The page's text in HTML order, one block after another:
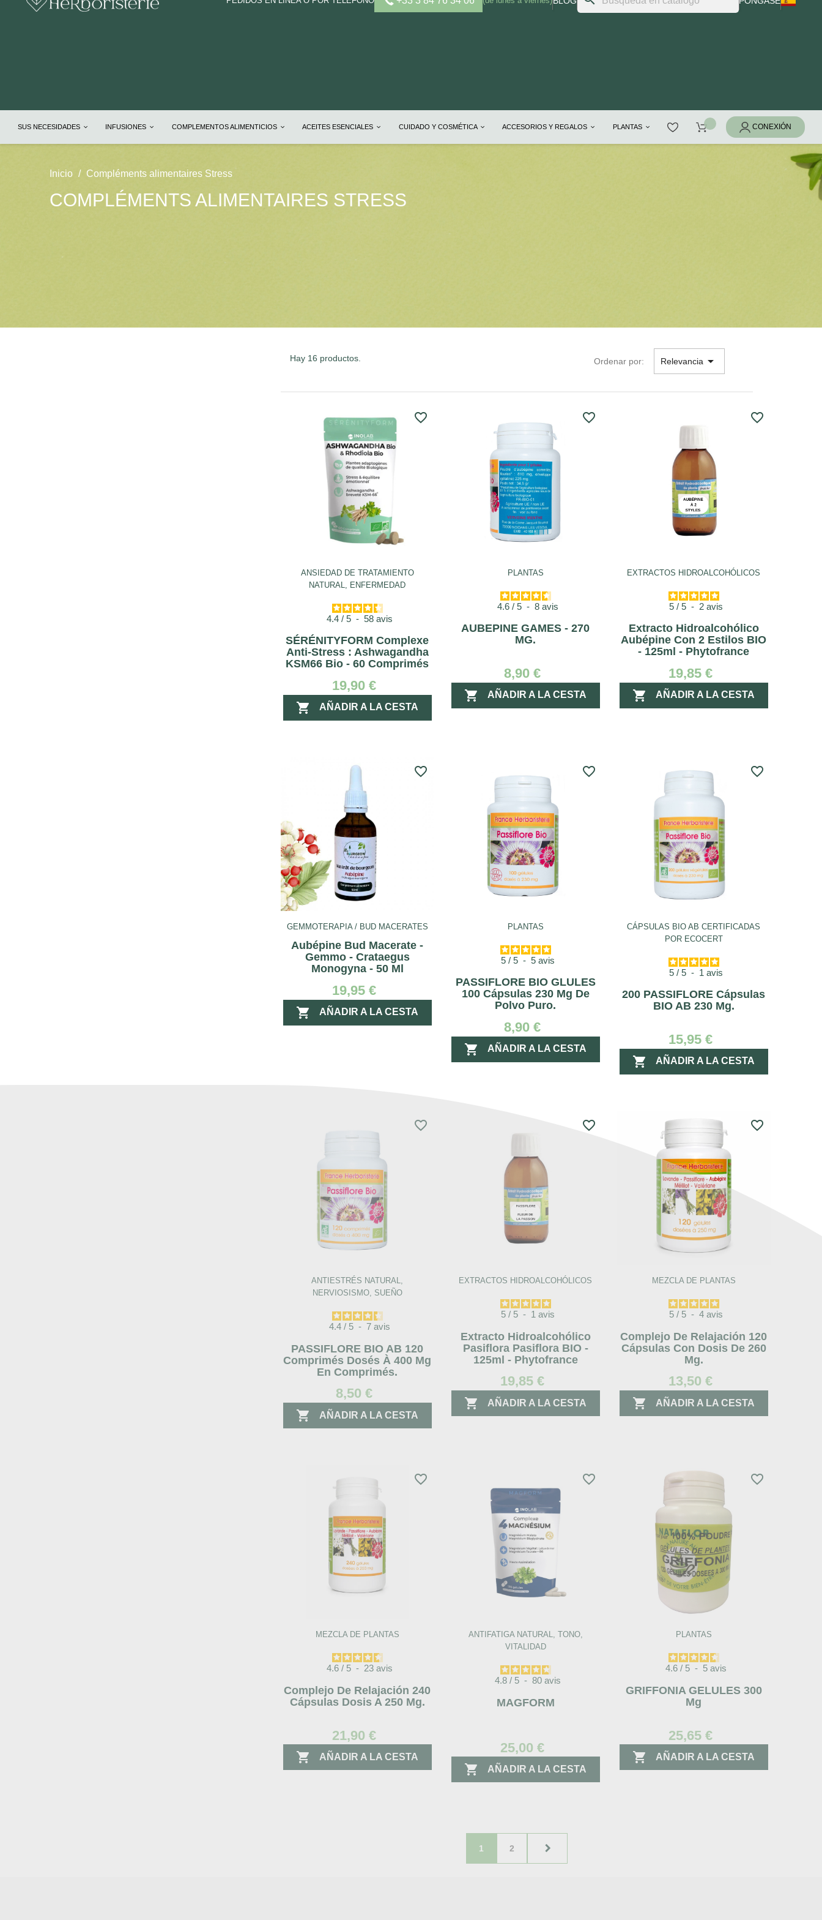
SUS NECESIDADES INFUSIONES COMPLEMENTOS ALIMENTICIOS ACEITES ESENCIALES CUIDADO Y COSMÉTICA ACCESORIOS Y REGALOS PLANTAS
Inicio Compléments alimentaires Stress
COMPLÉMENTS ALIMENTAIRES STRESS
Hay 16 productos. Ordenar por: Relevancia
ANSIEDAD DE TRATAMIENTO
NATURAL, ENFERMEDAD
4.4 / 5 - 58avis
SÉRÉNITYFORM Complexe
Anti-Stress : Ashwagandha
KSM66 Bio - 60 Comprimés
19,90 €
 AÑADIR A LA CESTA
favorite_border
PLANTAS
4.6 / 5 - 8avis
AUBEPINE GAMES - 270
MG.
8,90 €
 AÑADIR A LA CESTA
favorite_border
EXTRACTOS HIDROALCOHÓLICOS
5 / 5 - 2avis
Extracto Hidroalcohólico
Aubépine Con 2 Estilos BIO
- 125ml - Phytofrance
19,85 €
 AÑADIR A LA CESTA
favorite_border
GEMMOTERAPIA / BUD MACERATES
Aubépine Bud Macerate -
Gemmo - Crataegus
Monogyna - 50 Ml
19,95 €
 AÑADIR A LA CESTA
favorite_border
PLANTAS
5 / 5 - 5avis
PASSIFLORE BIO GLULES
100 Cápsulas 230 Mg De
Polvo Puro.
8,90 €
 AÑADIR A LA CESTA
favorite_border
CÁPSULAS BIO AB CERTIFICADAS
POR ECOCERT
5 / 5 - 1avis
200 PASSIFLORE Cápsulas
BIO AB 230 Mg.
15,95 €
 AÑADIR A LA CESTA
favorite_border
ANTIESTRÉS NATURAL,
NERVIOSISMO, SUEÑO
4.4 / 5 - 7avis
PASSIFLORE BIO AB 120
Comprimés Dosés À 400 Mg
En Comprimés.
8,50 €
 AÑADIR A LA CESTA
favorite_border
EXTRACTOS HIDROALCOHÓLICOS
5 / 5 - 1avis
Extracto Hidroalcohólico
Pasiflora Pasiflora BIO -
125ml - Phytofrance
19,85 €
 AÑADIR A LA CESTA
favorite_border
MEZCLA DE PLANTAS
5 / 5 - 4avis
Complejo De Relajación 120
Cápsulas Con Dosis De 260
Mg.
13,50 €
 AÑADIR A LA CESTA
favorite_border
MEZCLA DE PLANTAS
4.6 / 5 - 23avis
Complejo De Relajación 240
Cápsulas Dosis A 250 Mg.
21,90 €
 AÑADIR A LA CESTA
favorite_border
ANTIFATIGA NATURAL, TONO,
VITALIDAD
4.8 / 5 - 80avis
MAGFORM
25,00 €
 AÑADIR A LA CESTA
favorite_border
PLANTAS
4.6 / 5 - 5avis
GRIFFONIA GELULES 300
Mg
25,65 €
 AÑADIR A LA CESTA
favorite_border
1 2 